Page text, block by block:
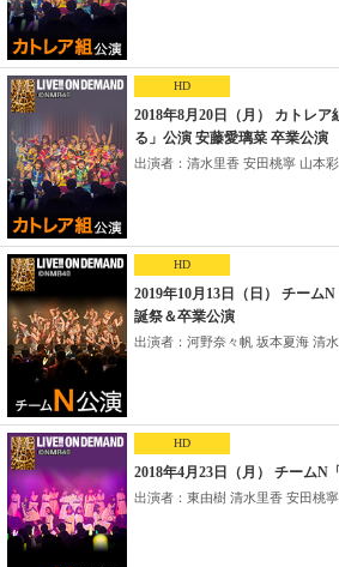
HD
2018年8月20日（月） カトレ
る」公演 安藤愛璃菜 卒業公演
出演者：清水里香 安田桃寧 山本彩
HD
2019年10月13日（日） チーム
誕祭＆卒業公演
出演者：河野奈々帆 坂本夏海 清水
HD
2018年4月23日（月） チームN
出演者：東由樹 清水里香 安田桃寧